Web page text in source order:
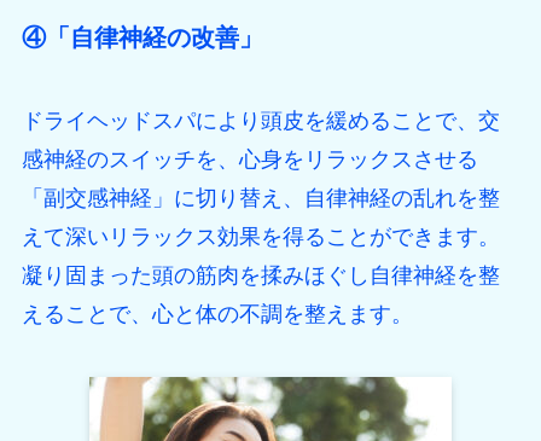
④「自律神経の改善」
ドライヘッドスパにより頭皮を緩めることで、交
感神経のスイッチを、心身をリラックスさせる
「副交感神経」に切り替え、自律神経の乱れを整
えて深いリラックス効果を得ることができます。
凝り固まった頭の筋肉を揉みほぐし自律神経を整
えることで、心と体の不調を整えます。